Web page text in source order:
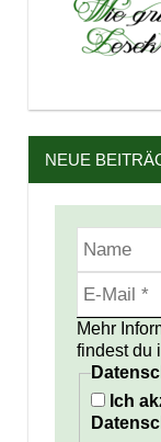
NEUE
Mehr
findest du
Ich